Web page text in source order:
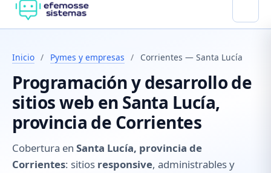
Inicio / Pymes y empresas / Corrientes — Santa Lucía
Programación y desarrollo de
sitios web en Santa Lucía,
provincia de Corrientes
Cobertura en Santa Lucía, provincia de
Corrientes: sitios responsive, administrables y